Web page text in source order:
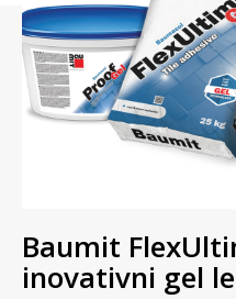
Baumit
inovativni gel